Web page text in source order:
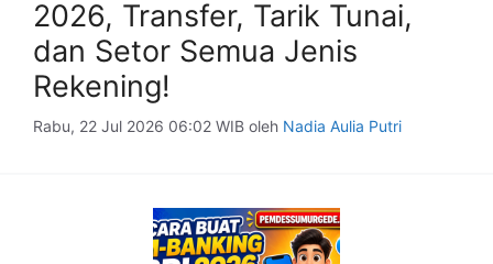
2026, Transfer, Tarik Tunai,
dan Setor Semua Jenis
Rekening!
Rabu, 22 Jul 2026 06:02 WIB oleh Nadia Aulia Putri